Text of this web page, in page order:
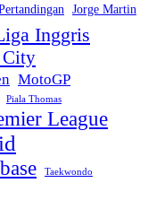
Jorge Martin
Inggris
City
MotoGP
Piala Thomas
League
Taekwondo